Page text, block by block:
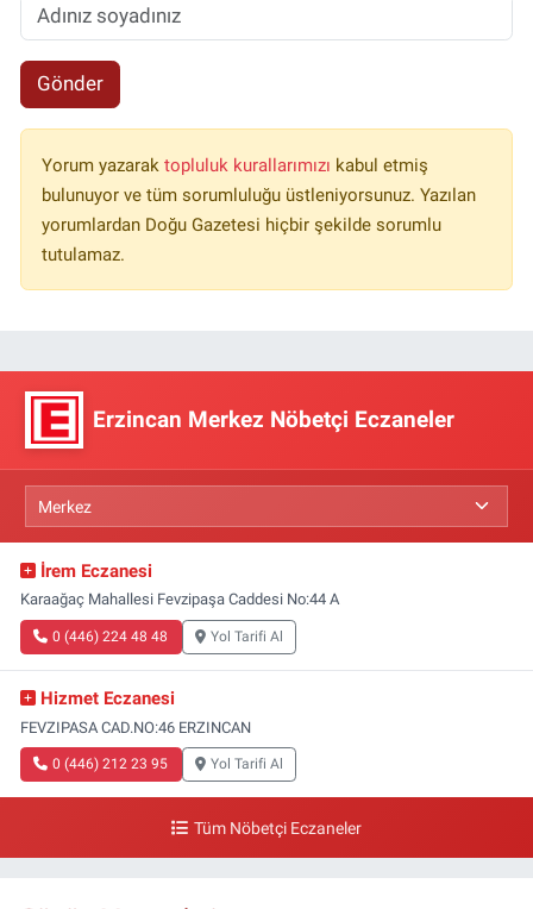
Gönder
Yorum yazarak topluluk kurallarımızı kabul etmiş
bulunuyor ve tüm sorumluluğu üstleniyorsunuz. Yazılan
yorumlardan Doğu Gazetesi hiçbir şekilde sorumlu
tutulamaz.
Erzincan Merkez Nöbetçi Eczaneler
İrem Eczanesi
Karaağaç Mahallesi Fevzipaşa Caddesi No:44 A
0 (446) 224 48 48 Yol Tarifi Al
Hizmet Eczanesi
FEVZIPASA CAD.NO:46 ERZINCAN
0 (446) 212 23 95 Yol Tarifi Al
Tüm Nöbetçi Eczaneler